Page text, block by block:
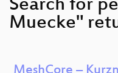
Search for
Muecke"